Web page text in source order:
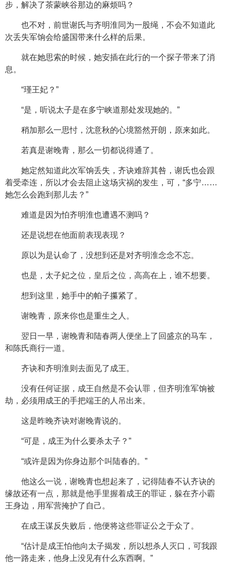
步，解决了茶蒙峡谷那边的麻烦吗？
也不对，前世谢氏与齐明淮同为一股绳，不会不知道此
次丢失军饷会给盛国带来什么样的后果。
就在她思索的时候，她安插在此行的一个探子带来了消
息。
“瑾王妃？”
“是，听说太子是在多宁峡道那处发现她的。”
稍加那么一思忖，沈意秋的心境豁然开朗，原来如此。
若真是谢晚青，那么一切都说得通了。
她定然知道此次军饷丢失，齐诀难辞其咎，谢氏也会跟
着受牵连，所以才会去阻止这场灾祸的发生，可，“多宁……
她怎么会跑到那儿去？”
难道是因为怕齐明淮也遭遇不测吗？
还是说想在他面前表现表现？
原以为是认命了，没想到还是对齐明淮念念不忘。
也是，太子妃之位，皇后之位，高高在上，谁不想要。
想到这里，她手中的帕子攥紧了。
谢晚青，原来你也是重生之人。
翌日一早，谢晚青和陆春两人便坐上了回盛京的马车，
和陈氏商行一道。
齐诀和齐明淮则去面见了成王。
没有任何证据，成王自然是不会认罪，但齐明淮军饷被
劫，必须用成王的手把端王的人吊出来。
这是昨晚齐诀对谢晚青说的。
“可是，成王为什么要杀太子？”
“或许是因为你身边那个叫陆春的。”
他这么一说，谢晚青也想起来了，记得陆春不认齐诀的
缘故还有一点，那就是他手里握着成王的罪证，躲在齐小霸
王身边，用军营掩护了自己。
在成王谋反失败后，他便将这些罪证公之于众了。
“估计是成王怕他向太子揭发，所以想杀人灭口，可我跟
他一路走来，他身上没见有什么东西啊。”